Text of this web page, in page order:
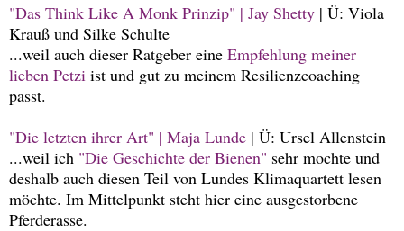
"Das Think Like A Monk Prinzip" | Jay Shetty | Ü: Viola
Krauß und Silke Schulte
...weil auch dieser Ratgeber eine Empfehlung meiner
lieben Petzi ist und gut zu meinem Resilienzcoaching
passt.
"Die letzten ihrer Art" | Maja Lunde | Ü: Ursel Allenstein
...weil ich "Die Geschichte der Bienen" sehr mochte und
deshalb auch diesen Teil von Lundes Klimaquartett lesen
möchte. Im Mittelpunkt steht hier eine ausgestorbene
Pferderasse.